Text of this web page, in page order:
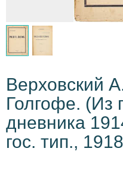
Верховский
Голгофе. (Из
дневника
гос. тип.,